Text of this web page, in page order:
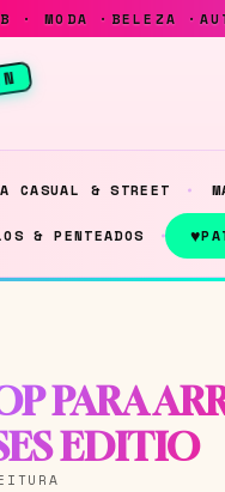
CASUAL & STREET
& PENTEADOS ♥
PARA
EDITIO